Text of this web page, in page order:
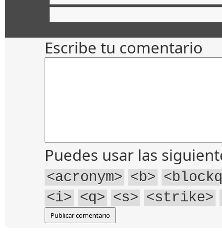
Escribe tu comentario
Puedes usar las
<acronym> <b>
<i> <q> <s> <strike>